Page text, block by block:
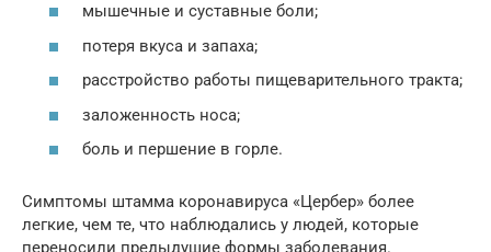
мышечные и суставные боли;
потеря вкуса и запаха;
расстройство работы пищеварительного тракта;
заложенность носа;
боль и першение в горле.
Симптомы штамма коронавируса «Цербер» более
легкие, чем те, что наблюдались у людей, которые
переносили предыдущие формы заболевания.